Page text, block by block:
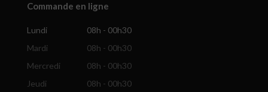
Commande en ligne
Lundi
08h - 00h30
Mardi
08h - 00h30
Mercredi
08h - 00h30
Jeudi
08h - 00h30